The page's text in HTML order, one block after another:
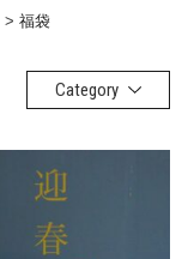
福袋
Category